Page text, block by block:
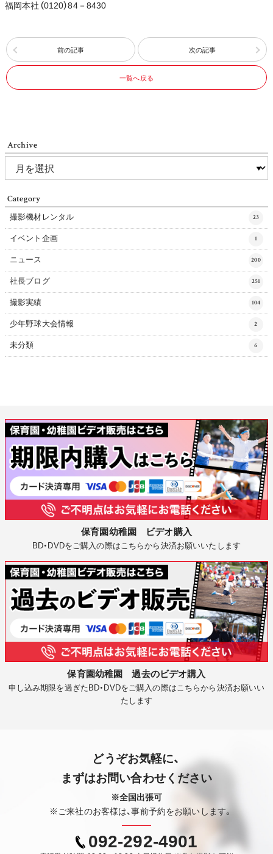
福岡本社（0120）84－8430
前の記事 次の記事
一覧へ戻る
Archive
Category
撮影機材レンタル 23
イベント企画 1
ニュース 200
社長ブログ 251
撮影実績 104
少年野球大会情報 2
未分類 6
保育園幼稚園 ビデオ購入
BD・DVDをご購入の際はこちらから決済お願いいたします
保育園幼稚園 過去のビデオ購入
申し込み期限を過ぎたBD・DVDをご購入の際はこちらから決済お願いい
たします
どうぞお気軽に、
まずはお問い合わせください
※全国出張可
※ご来社のお客様は、事前予約をお願いします。
092-292-4901